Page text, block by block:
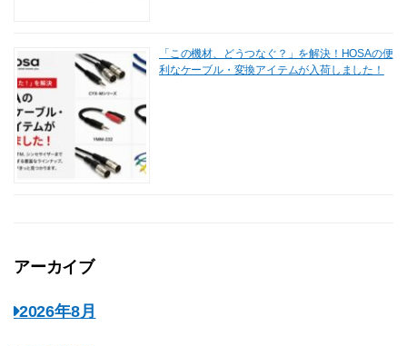
「この機材、どうつなぐ？」を解決！HOSAの便
利なケーブル・変換アイテムが入荷しました！
アーカイブ
2026年8月